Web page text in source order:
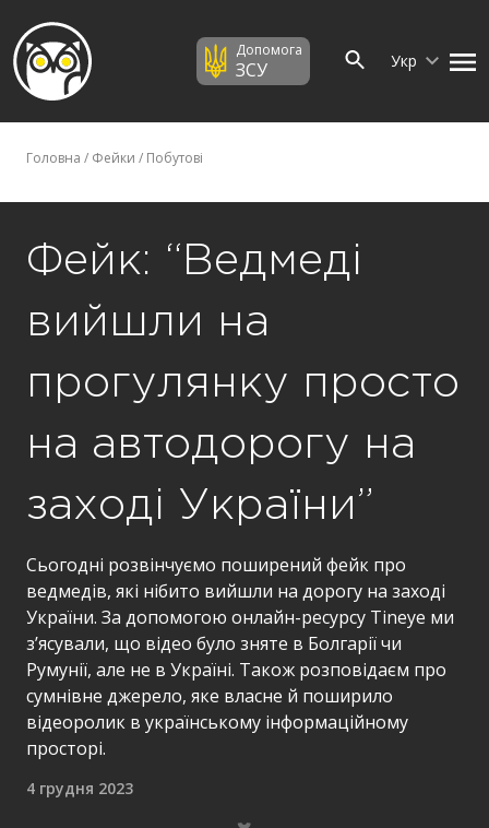
Допомога
ЗСУ Укр
Головна / Фейки / Побутові
Фейк: “Ведмеді
вийшли на
прогулянку просто
на автодорогу на
заході України”
Сьогодні розвінчуємо поширений фейк про
ведмедів, які нібито вийшли на дорогу на заході
України. За допомогою онлайн-ресурсу Tineye ми
з’ясували, що відео було зняте в Болгарії чи
Румунії, але не в Україні. Також розповідаєм про
сумнівне джерело, яке власне й поширило
відеоролик в українському інформаційному
просторі.
4 грудня 2023